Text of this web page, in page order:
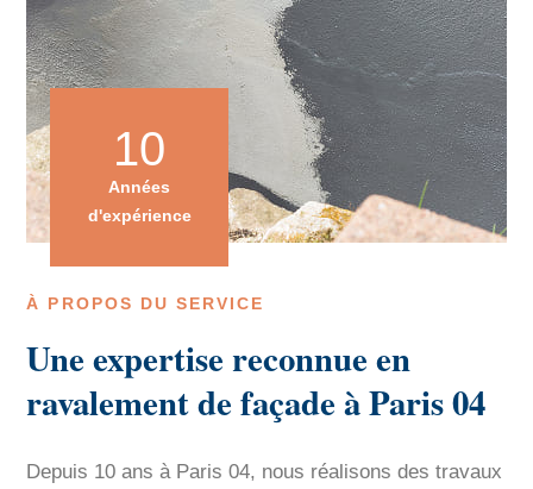
À PROPOS DU SERVICE
Une expertise reconnue en
ravalement de façade à Paris 04
Depuis 10 ans à Paris 04, nous réalisons des travaux
10
Années
d'expérience